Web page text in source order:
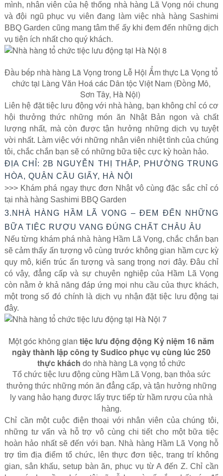
mình, nhân viên của hệ thống nhà hàng Lã Vọng nói chung
và đội ngũ phục vụ viên đang làm việc nhà hàng Sashimi
BBQ Garden cũng mang tâm thế ấy khi đem đến những dịch
vụ tiện ích nhất cho quý khách.
Đầu bếp nhà hàng Lã Vọng trong Lễ Hội Ẩm thực Lã Vọng tổ
chức tại Làng Văn Hoá các Dân tộc Việt Nam (Đồng Mô,
Sơn Tây, Hà Nội)
Liên hệ đặt tiệc lưu động với nhà hàng, bạn không chỉ có cơ
hội thưởng thức những món ăn Nhật Bản ngon và chất
lượng nhất, mà còn được tận hưởng những dịch vụ tuyệt
vời nhất. Làm việc với những nhân viên nhiệt tình của chúng
tôi, chắc chắn bạn sẽ có những bữa tiệc cực kỳ hoàn hảo.
ĐỊA CHỈ: 2B NGUYỄN THỊ THẬP, PHƯỜNG TRUNG
HÒA, QUẬN CẦU GIẤY, HÀ NỘI
>>> Khám phá ngay thực đơn Nhật vô cùng đặc sắc chỉ có
tại nhà hàng Sashimi BBQ Garden
3.NHÀ HÀNG HẦM LÃ VỌNG – ĐEM ĐẾN NHỮNG
BỮA TIỆC RƯỢU VANG ĐÚNG CHẤT CHÂU ÂU
Nếu từng khám phá nhà hàng Hầm Lã Vọng, chắc chắn bạn
sẽ cảm thấy ấn tượng vô cùng trước không gian hầm cực kỳ
quy mô, kiến trúc ấn tượng và sang trọng nơi đây. Đâu chỉ
có vậy, đẳng cấp và sự chuyên nghiệp của Hầm Lã Vọng
còn nằm ở khả năng đáp ứng mọi nhu cầu của thực khách,
một trong số đó chính là dịch vụ nhận đặt tiệc lưu động tại
đây.
Một góc không giantiệc lưu động động Kỷ niệm 16 năm
ngày thành lập công ty Sudico phục vụ cùng lúc 250
thực khách do nhà hàng Lã vọng tổ chức
Tổ chức tiệc lưu động cùng Hầm Lã Vọng, bạn thỏa sức
thưởng thức những món ăn đẳng cấp, và tận hưởng những
ly vang hảo hạng được lấy trực tiếp từ hầm rượu của nhà
hàng.
Chỉ cần một cuộc điện thoại với nhân viên của chúng tôi,
những tư vấn và hỗ trợ vô cùng chi tiết cho một bữa tiệc
hoàn hảo nhất sẽ đến với bạn. Nhà hàng Hầm Lã Vọng hỗ
trợ tìm địa điểm tổ chức, lên thực đơn tiệc, trang trí không
gian, sân khấu, setup bàn ăn, phục vụ từ A đến Z. Chỉ cần